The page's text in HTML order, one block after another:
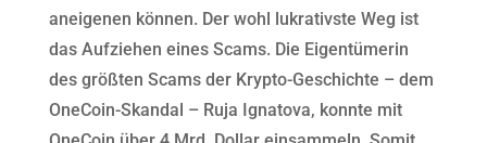
aneigenen können. Der wohl lukrativste Weg ist
das Aufziehen eines Scams. Die Eigentümerin
des größten Scams der Krypto-Geschichte – dem
OneCoin-Skandal – Ruja Ignatova, konnte mit